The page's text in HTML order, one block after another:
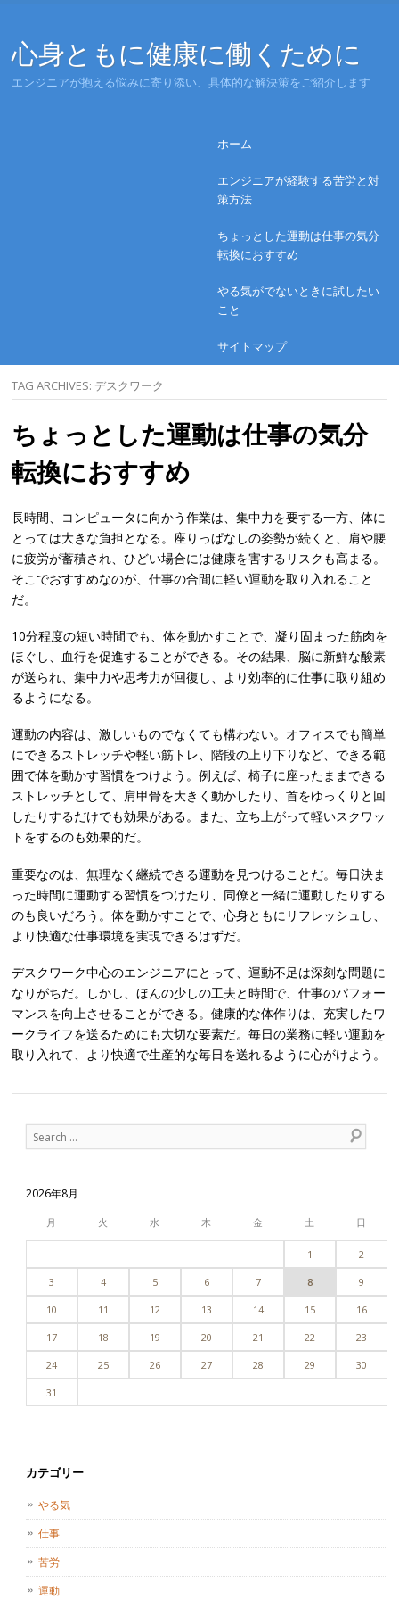
心身ともに健康に働くために
エンジニアが抱える悩みに寄り添い、具体的な解決策をご紹介します
Skip to content
ホーム
エンジニアが経験する苦労と対
策方法
ちょっとした運動は仕事の気分
転換におすすめ
やる気がでないときに試したい
こと
サイトマップ
TAG ARCHIVES: デスクワーク
ちょっとした運動は仕事の気分
転換におすすめ
長時間、コンピュータに向かう作業は、集中力を要する一方、体に
とっては大きな負担となる。座りっぱなしの姿勢が続くと、肩や腰
に疲労が蓄積され、ひどい場合には健康を害するリスクも高まる。
そこでおすすめなのが、仕事の合間に軽い運動を取り入れること
だ。
10分程度の短い時間でも、体を動かすことで、凝り固まった筋肉を
ほぐし、血行を促進することができる。その結果、脳に新鮮な酸素
が送られ、集中力や思考力が回復し、より効率的に仕事に取り組め
るようになる。
運動の内容は、激しいものでなくても構わない。オフィスでも簡単
にできるストレッチや軽い筋トレ、階段の上り下りなど、できる範
囲で体を動かす習慣をつけよう。例えば、椅子に座ったままできる
ストレッチとして、肩甲骨を大きく動かしたり、首をゆっくりと回
したりするだけでも効果がある。また、立ち上がって軽いスクワッ
トをするのも効果的だ。
重要なのは、無理なく継続できる運動を見つけることだ。毎日決ま
った時間に運動する習慣をつけたり、同僚と一緒に運動したりする
のも良いだろう。体を動かすことで、心身ともにリフレッシュし、
より快適な仕事環境を実現できるはずだ。
デスクワーク中心のエンジニアにとって、運動不足は深刻な問題に
なりがちだ。しかし、ほんの少しの工夫と時間で、仕事のパフォー
マンスを向上させることができる。健康的な体作りは、充実したワ
ークライフを送るためにも大切な要素だ。毎日の業務に軽い運動を
取り入れて、より快適で生産的な毎日を送れるように心がけよう。
Search
2026年8月
月 火 水 木 金 土 日
1 2
3 4 5 6 7 8 9
10 11 12 13 14 15 16
17 18 19 20 21 22 23
24 25 26 27 28 29 30
31
カテゴリー
やる気
仕事
苦労
運動